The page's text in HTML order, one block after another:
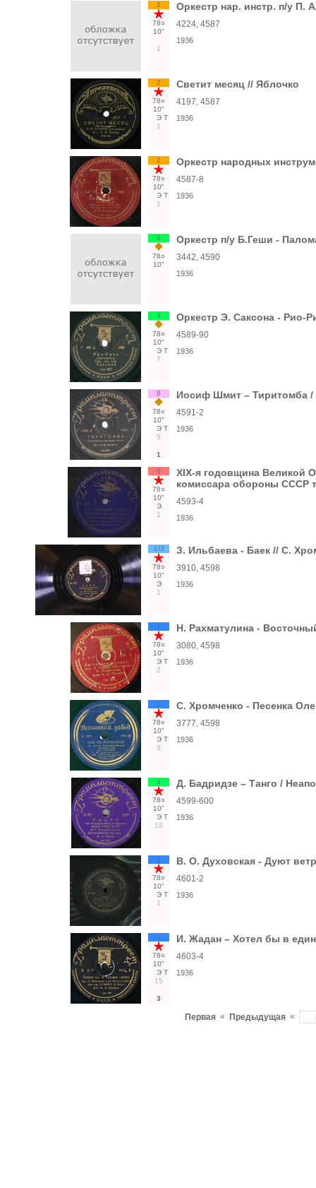
2
78○
10"
1
Оркестр нар. инстр. п/у П.
4224, 4587
1936
2
78○
10"
Э Т
1
Светит месяц // Яблочко
4197, 4587
1936
2
78○
10"
Э Т
1
Оркестр народных
4587-8
1936
6
78○
10"
Оркестр п/у Б.Геши -
3442, 4590
1936
6
78○
10"
Э Т
7
Оркестр Э. Саксона - Рио-
4589-90
1936
8
78○
10"
Э Т
5
1
Иосиф Шмит – Тиритомба /
4591-2
1936
0
78○
10"
Э
1
XIX-я годовщина Великой
комиссара обороны СССР
4593-4
1936
1/3
78○
10"
Э
1
З. Ильбаева - Баек // С.
3910, 4598
1936
1
78○
10"
Э Т
2
Н. Рахматулина -
3080, 4598
1936
1
78○
10"
Э Т
3
С. Хромченко - Песенка
3777, 4598
1936
6
78○
10"
Э Т
18
Д. Бадридзе – Танго /
4599-600
1936
1
78○
10"
Э Т
1
В. О. Духовская - Дуют
4601-2
1936
1
78○
10"
Э Т
15
3
И. Жадан – Хотел бы в
4603-4
1936
Первая « Предыдущая «